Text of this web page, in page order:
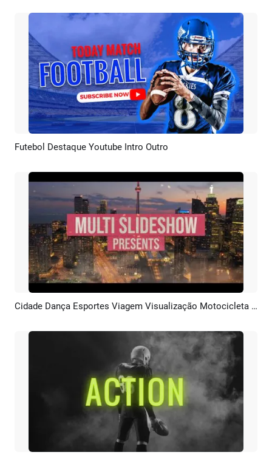
Pré-visualizar Criar IA
Futebol Destaque Youtube Intro Outro
Pré-visualizar Criar IA Cidade Dança Esportes Viagem Visualização Motocicleta Trailer Multi Apresentação De Slides